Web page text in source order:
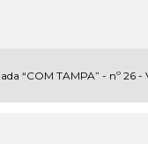
“COM TAMPA” - nº 26